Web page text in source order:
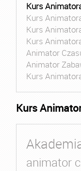
Kurs
Kurs
Kurs
Kurs
Animator
Animator
Kurs
Kurs
animator